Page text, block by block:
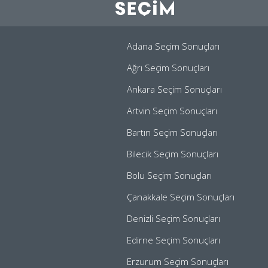
Adana Seçim Sonuçları
Ağrı Seçim Sonuçları
Ankara Seçim Sonuçları
Artvin Seçim Sonuçları
Bartın Seçim Sonuçları
Bilecik Seçim Sonuçları
Bolu Seçim Sonuçları
Çanakkale Seçim Sonuçları
Denizli Seçim Sonuçları
Edirne Seçim Sonuçları
Erzurum Seçim Sonuçları